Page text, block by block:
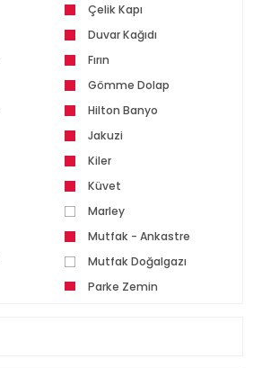
Çelik Kapı
Duvar Kağıdı
Fırın
Gömme Dolap
Hilton Banyo
Jakuzi
Kiler
Küvet
Marley
Mutfak - Ankastre
Mutfak Doğalgazı
Parke Zemin